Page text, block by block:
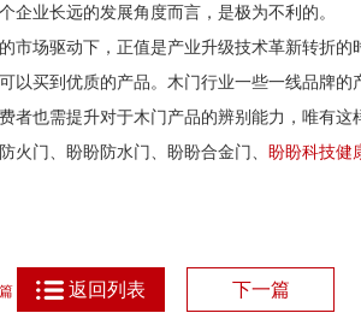
企业长远的发展角度而言，是极为不利的。
市场驱动下，正值是产业升级技术革新转折
以买到优质的产品。木门行业一些一线品牌
也需提升对于木门产品的辨别能力，唯有这
火门、盼盼防水门、盼盼合金门、 盼盼科技健
返回列表 下一篇